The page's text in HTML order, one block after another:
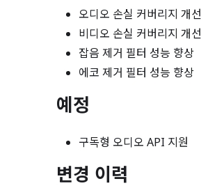
오디오 손실 커버리지 개선
비디오 손실 커버리지 개선
잡음 제거 필터 성능 향상
에코 제거 필터 성능 향상
예정
구독형 오디오 API 지원
변경 이력